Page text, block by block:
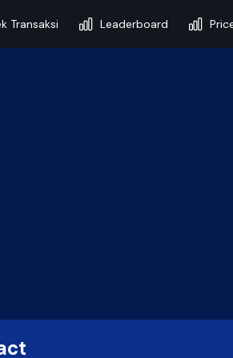
Transaksi Leaderboard